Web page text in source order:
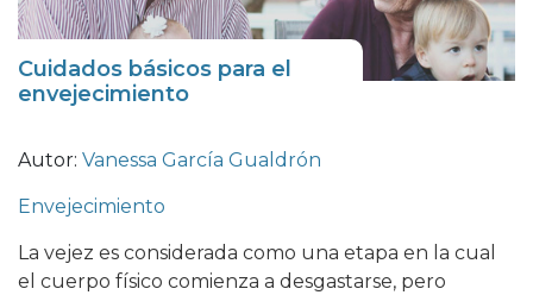
Cuidados básicos para el
envejecimiento
Autor: Vanessa García Gualdrón
Envejecimiento
La vejez es considerada como una etapa en la cual
el cuerpo físico comienza a desgastarse, pero